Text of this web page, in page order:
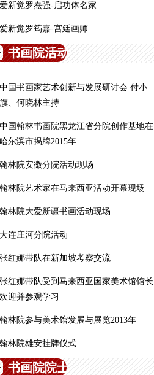
爱新觉罗焘强-启功体名家
爱新觉罗筠嘉-宫廷画师
书画院活动
中国书画家艺术创新与发展研讨会 付小
旗、何晓林主持
中国翰林书画院黑龙江省分院创作基地在
哈尔滨市揭牌2015年
翰林院安徽分院活动现场
翰林院艺术家在马来西亚活动开幕现场
翰林院大爱新疆书画活动现场
大连庄河分院活动
张红娜带队在新加坡考察交流
张红娜带队受到马来西亚国家美术馆馆长
欢迎并参观学习
翰林院参与美术馆发展与展览2013年
翰林院雄安挂牌仪式
书画院院士